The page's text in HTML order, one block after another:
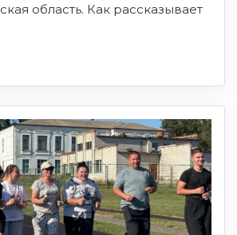
область. Как рассказывает